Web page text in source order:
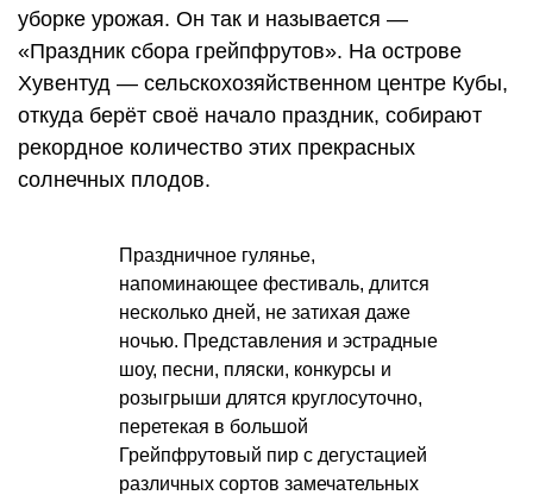
уборке урожая. Он так и называется —
«Праздник сбора грейпфрутов». На острове
Хувентуд — сельскохозяйственном центре Кубы,
откуда берёт своё начало праздник, собирают
рекордное количество этих прекрасных
солнечных плодов.
Праздничное гулянье,
напоминающее фестиваль, длится
несколько дней, не затихая даже
ночью. Представления и эстрадные
шоу, песни, пляски, конкурсы и
розыгрыши длятся круглосуточно,
перетекая в большой
Грейпфрутовый пир с дегустацией
различных сортов замечательных